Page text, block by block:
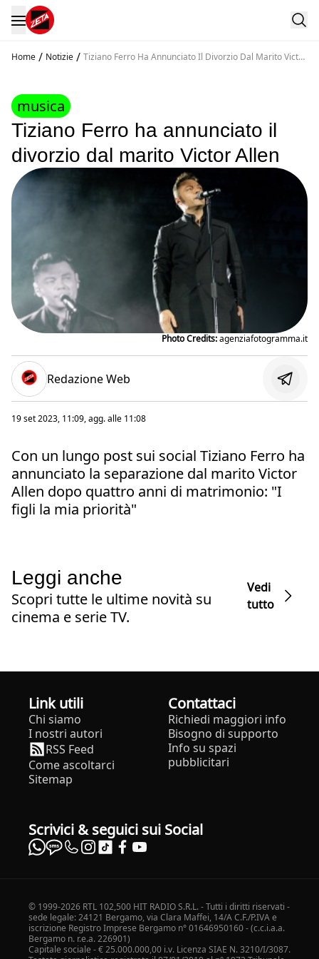
Home / Notizie / Tiziano Ferro Ha Annunciato Il Divorzio Dal Marito Victor
musica
Tiziano Ferro ha annunciato il
divorzio dal marito Victor Allen
Photo Credits:agenziafotogramma.it
Redazione Web
19 set 2023, 11:09, agg. alle 11:08
Con un lungo post sui social Tiziano Ferro ha
annunciato la separazione dal marito Victor
Allen dopo quattro anni di matrimonio: "I
figli la mia priorità"
Leggi anche
Scopri tutte le ultime novità su
cinema e serie TV.
Vedi
tutto
Link utili
Chi siamo
I nostri autori
RSS Feed
Come ascoltarci
Sitemap
Contattaci
Richiedi maggiori info
Bisogno di supporto
Info su spazi
pubblicitari
Scrivici & seguici sui Social
© 1999-2026 RTL 102,500 HIT RADIO S.R.L. - Tutti i diritti riservati -
sede legale: 24121 Bergamo, via Clara Maffei, 14/A C.F./P.IVA e
iscrizione Registro Imprese Bergamo n° 01646950160 - (c.c.i.a.a.
Bergamo n. r.e.a. 226901)
Capitale sociale - € 25.000.000,00 i.v. Licenza SIAE N. 3210/I/3087.